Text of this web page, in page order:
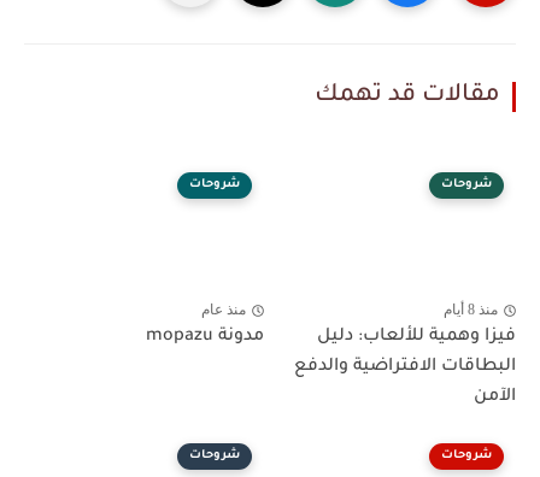
مقالات قد تهمك
شروحات
منذ 8 أيام
فيزا وهمية للألعاب: دليل
البطاقات الافتراضية والدفع
الآمن
شروحات
منذ عام
مدونة mopazu
شروحات شروحات